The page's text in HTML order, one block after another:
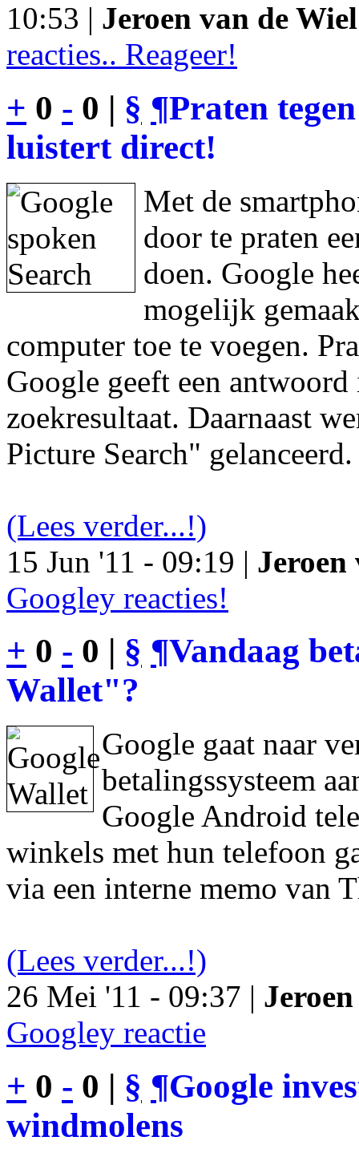
10:53 | Jeroen van de Wiel
reacties.. Reageer!
+ 0 - 0 | § ¶Praten
luistert direct!
Met de
door te praten
doen. Google
mogelijk
computer toe te voegen.
Google geeft een
zoekresultaat. Daarnaast
Picture Search" gelanceerd.
(Lees verder...!)
15 Jun '11 - 09:19 | Jeroen
Googley reacties!
+ 0 - 0 | § ¶Vandaag
Wallet"?
Google gaat naar
betalingssysteem
Google Android
winkels met hun telefoon
via een interne memo van
(Lees verder...!)
26 Mei '11 - 09:37 |
Googley reactie
+ 0 - 0 | § ¶Google
windmolens